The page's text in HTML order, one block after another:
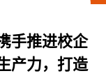
手推进校企
产力，打造